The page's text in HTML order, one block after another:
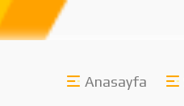
Anasayfa